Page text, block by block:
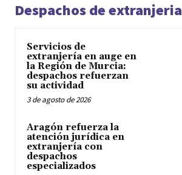
Despachos de extranjeria
Servicios de
extranjería en auge en
la Región de Murcia:
despachos refuerzan
su actividad
3 de agosto de 2026
Aragón refuerza la
atención jurídica en
extranjería con
despachos
especializados